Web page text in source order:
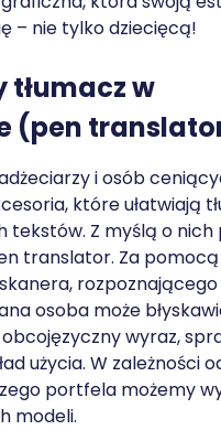
– nie tylko dziecięcą!
tłumacz w
(pen
i osób
które ułatwiają
tekstów. Z myślą o nich
translator. Za pomocą
osoba może
wyraz,
użycia. W zależności
portfela możemy
modeli.